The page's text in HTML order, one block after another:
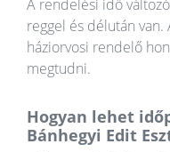
A rendelési idő
reggel és délután
háziorvosi rendelő
megtudni.
Hogyan lehet
Bánhegyi Edit